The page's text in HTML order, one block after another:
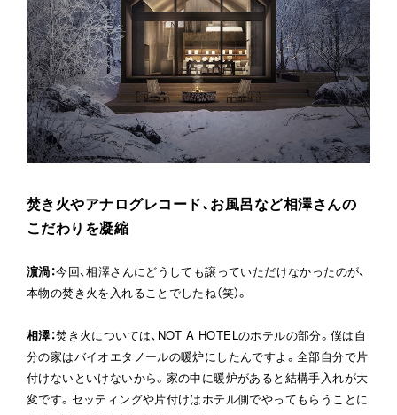
焚き火やアナログレコード、お風呂など相澤さんの
こだわりを凝縮
濵渦：今回、相澤さんにどうしても譲っていただけなかったのが、
本物の焚き火を入れることでしたね（笑）。
相澤：焚き火については、NOT A HOTELのホテルの部分。僕は自
分の家はバイオエタノールの暖炉にしたんですよ。全部自分で片
付けないといけないから。家の中に暖炉があると結構手入れが大
変です。セッティングや片付けはホテル側でやってもらうことに